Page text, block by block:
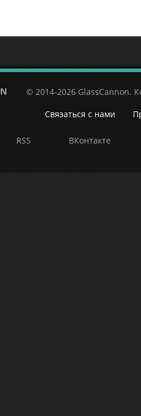
© 2014-2026 GlassCannon.
Связаться с нами
RSS ВКонтакте